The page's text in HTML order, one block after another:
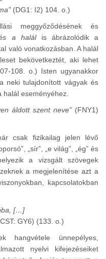
(DG1: I2) 104. o.)
meggyőződésének és
a halális ábrázolódik a
való vonatkozásban. A halál
bekövetkeztét, aki lehet
108. o.) Isten ugyanakkor
neki tulajdonított vágyak és
eseményéhez.
áldott szent neve” (FNY1)
csak fizikailag jelen lévő
„sír”, „e világ”, „ég” és
a vizsgált szövegek
a megjelenítése azt a
kapcsolatokban
[…]
GY6) (133. o.)
hangvétele ünnepélyes,
nyelvi kifejezéseiket